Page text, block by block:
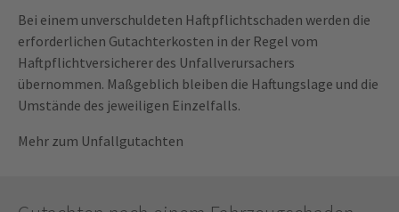
Bei einem unverschuldeten Haftpflichtschaden werden die
erforderlichen Gutachterkosten in der Regel vom
Haftpflichtversicherer des Unfallverursachers
übernommen. Maßgeblich bleiben die Haftungslage und die
Umstände des jeweiligen Einzelfalls.
Mehr zum Unfallgutachten